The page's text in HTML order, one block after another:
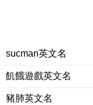
sucman英文名
飢餓遊戲英文名
豬肺英文名